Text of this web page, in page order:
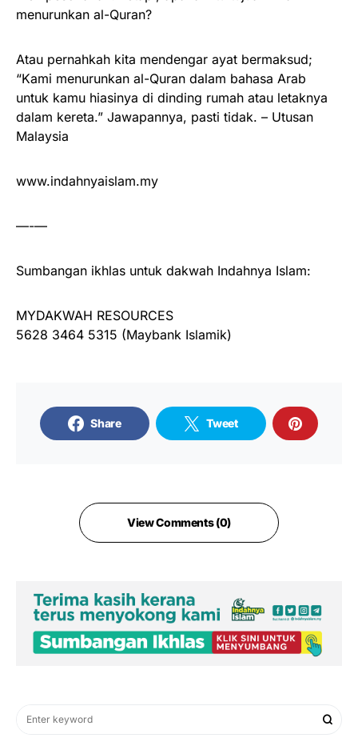
menurunkan al-Quran?
Atau pernahkah kita mendengar ayat bermaksud;
“Kami menurunkan al-Quran dalam bahasa Arab
untuk kamu hiasinya di dinding rumah atau letaknya
dalam kereta.” Jawapannya, pasti tidak. – Utusan
Malaysia
www.indahnyaislam.my
—-—
Sumbangan ikhlas untuk dakwah Indahnya Islam:
MYDAKWAH RESOURCES
5628 3464 5315 (Maybank Islamik)
Share Tweet
View Comments (0)